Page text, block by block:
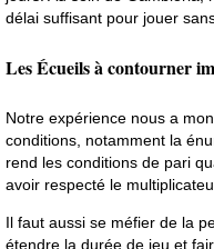
délai suffisant pour jouer
Les Écueils à contourner
Notre expérience nous a
conditions, notamment la
rend les conditions de pari
avoir respecté le
Il faut aussi se méfier de la
étendre la durée de jeu et